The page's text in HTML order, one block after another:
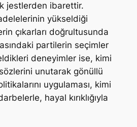
jestlerden ibarettir.
yükseldiği
çıkarları doğrultusunda
partilerin seçimler
deneyimler ise, kimi
unutarak gönüllü
uygulaması, kimi
hayal kırıklığıyla